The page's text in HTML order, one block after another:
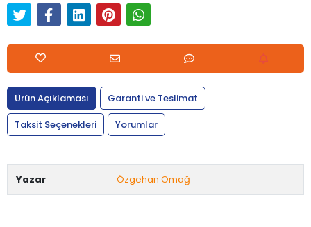
Ürün Açıklaması
Garanti ve Teslimat
Taksit Seçenekleri
Yorumlar
Yazar Özgehan Omağ